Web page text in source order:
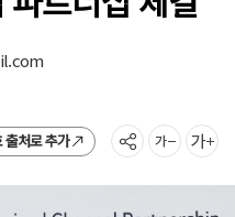
출처로 추가